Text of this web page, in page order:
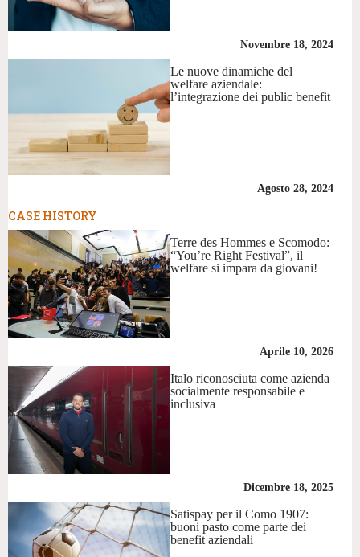
Novembre 18, 2024
Le nuove dinamiche del
welfare aziendale:
l’integrazione dei public benefit
Agosto 28, 2024
CASE HISTORY
Terre des Hommes e Scomodo:
“You’re Right Festival”, il
welfare si impara da giovani!
Aprile 10, 2026
Italo riconosciuta come azienda
socialmente responsabile e
inclusiva
Dicembre 18, 2025
Satispay per il Como 1907:
buoni pasto come parte dei
benefit aziendali